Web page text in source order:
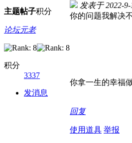
主题帖子积分
论坛元老
积分
3337
发消息
发表于 2022-
你的问题我解决
你拿一生的幸福
回复
使用道具 举报